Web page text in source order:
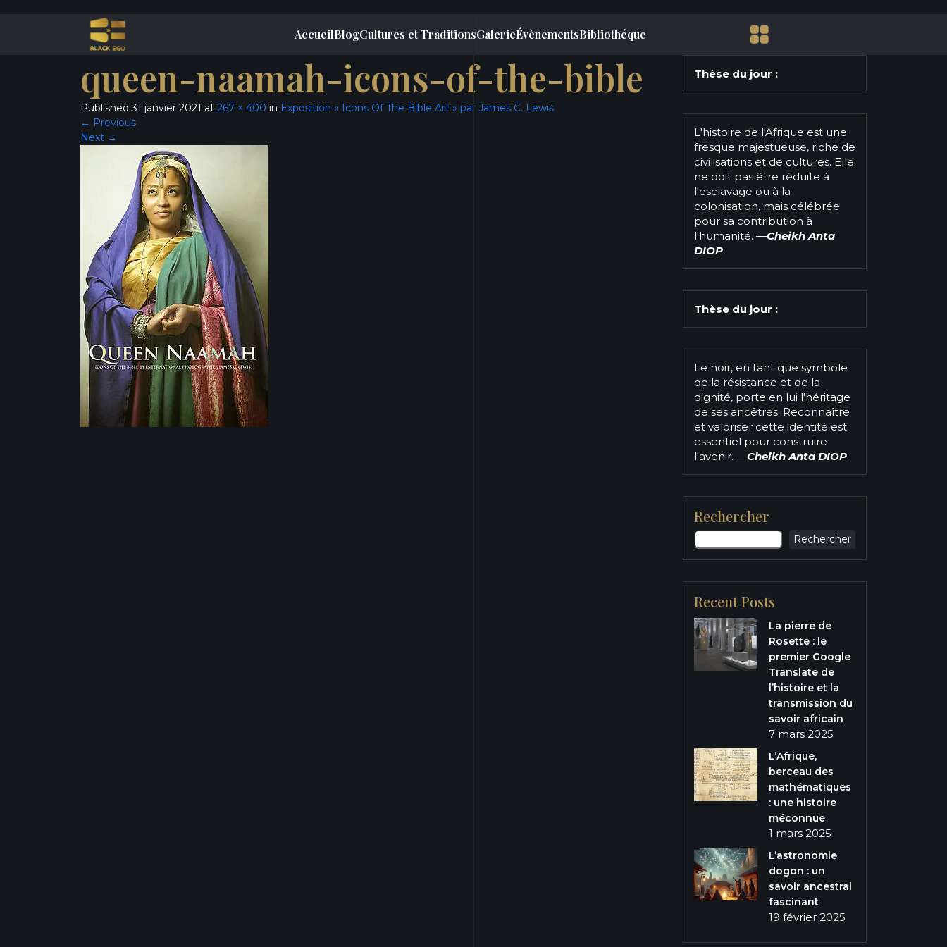
AccueilBlogCultures et TraditionsGalerieÉvènementsBibliothéque
queen-naamah-icons-of-the-bible
Published31 janvier 2021 at 267 × 400 in Exposition « Icons Of The Bible Art » par James C. Lewis
← Previous
Next →
Thèse du jour :
L'histoire de l'Afrique est une
fresque majestueuse, riche de
civilisations et de cultures. Elle
ne doit pas être réduite à
l'esclavage ou à la
colonisation, mais célébrée
pour sa contribution à
l'humanité. —Cheikh Anta
DIOP
Thèse du jour :
Le noir, en tant que symbole
de la résistance et de la
dignité, porte en lui l'héritage
de ses ancêtres. Reconnaître
et valoriser cette identité est
essentiel pour construire
l'avenir.— Cheikh Anta DIOP
Rechercher
Rechercher
Recent Posts
La pierre de
Rosette : le
premier Google
Translate de
l’histoire et la
transmission du
savoir africain
7 mars 2025
L’Afrique,
berceau des
mathématiques
: une histoire
méconnue
1 mars 2025
L’astronomie
dogon : un
savoir ancestral
fascinant
19 février 2025